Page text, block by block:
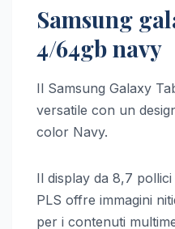
Samsung
4/64gb navy
Il Samsung Galaxy
versatile con un
color Navy.
Il display da 8,7
PLS offre immagini
per i contenuti